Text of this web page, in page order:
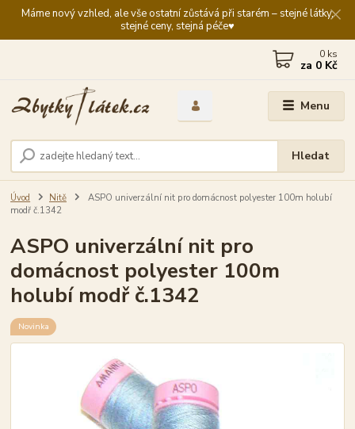
Máme nový vzhled, ale vše ostatní zůstává při starém – stejné látky,
stejné ceny, stejná péče♥️
Menu
Hledat
0 ks
za 0 Kč
Úvod Nitě
ASPO univerzální nit pro domácnost polyester 100m holubí
modř č.1342
ASPO univerzální nit pro
domácnost polyester 100m
holubí modř č.1342
Novinka